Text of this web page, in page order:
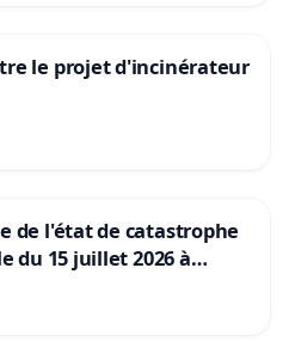
le projet d'incinérateur
de l'état de catastrophe
du 15 juillet 2026 à